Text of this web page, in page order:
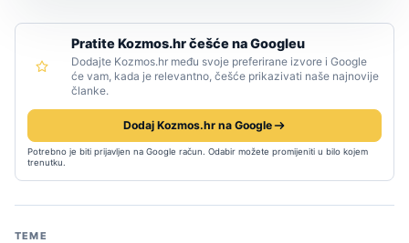
Pratite Kozmos.hr češće na Googleu
Dodajte Kozmos.hr među svoje preferirane izvore i Google
će vam, kada je relevantno, češće prikazivati naše najnovije
članke.
Dodaj Kozmos.hr na Google
Potrebno je biti prijavljen na Google račun. Odabir možete promijeniti u bilo kojem
trenutku.
TEME